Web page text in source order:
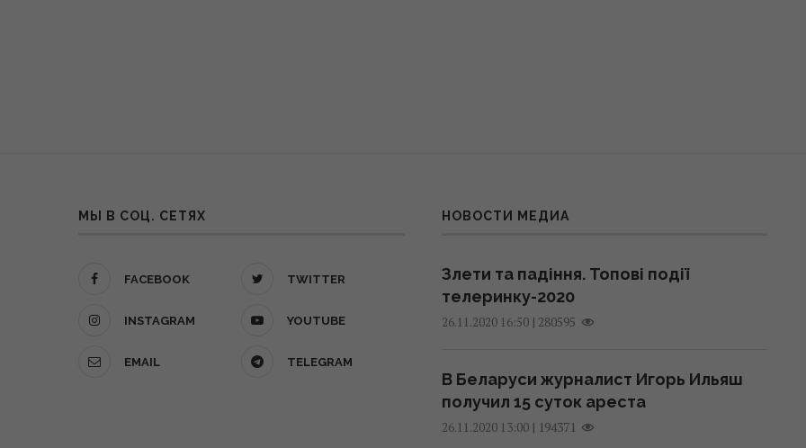
МЫ В СОЦ. СЕТЯХ
FACEBOOK TWITTER
INSTAGRAM YOUTUBE
EMAIL TELEGRAM
НОВОСТИ МЕДИА
Злети та падіння. Топові події
телеринку-2020
26.11.2020 16:50| 280595
В Беларуси журналист Игорь Ильяш
получил 15 суток ареста
26.11.2020 13:00| 194371